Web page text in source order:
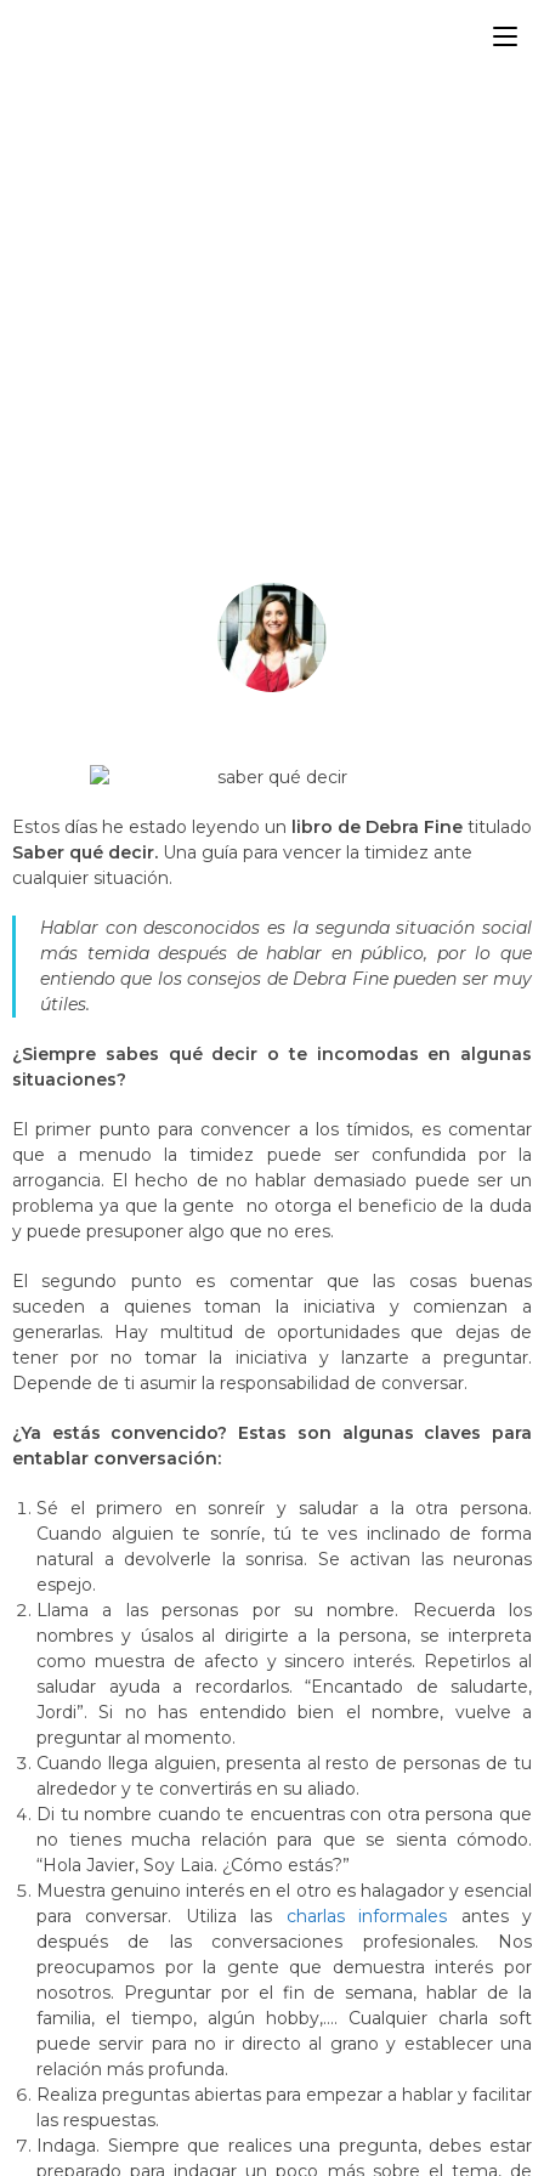
Estos días he estado leyendo un libro de Debra Fine titulado
Saber qué decir. Una guía para vencer la timidez ante
cualquier situación.
Hablar con desconocidos es la segunda situación social
más temida después de hablar en público, por lo que
entiendo que los consejos de Debra Fine pueden ser muy
útiles.
¿Siempre sabes qué decir o te incomodas en algunas
situaciones?
El primer punto para convencer a los tímidos, es comentar
que a menudo la timidez puede ser confundida por la
arrogancia. El hecho de no hablar demasiado puede ser un
problema ya que la gente no otorga el beneficio de la duda
y puede presuponer algo que no eres.
El segundo punto es comentar que las cosas buenas
suceden a quienes toman la iniciativa y comienzan a
generarlas. Hay multitud de oportunidades que dejas de
tener por no tomar la iniciativa y lanzarte a preguntar.
Depende de ti asumir la responsabilidad de conversar.
¿Ya estás convencido? Estas son algunas claves para
entablar conversación:
Sé el primero en sonreír y saludar a la otra persona.
Cuando alguien te sonríe, tú te ves inclinado de forma
natural a devolverle la sonrisa. Se activan las neuronas
espejo.
Llama a las personas por su nombre. Recuerda los
nombres y úsalos al dirigirte a la persona, se interpreta
como muestra de afecto y sincero interés. Repetirlos al
saludar ayuda a recordarlos. “Encantado de saludarte,
Jordi”. Si no has entendido bien el nombre, vuelve a
preguntar al momento.
Cuando llega alguien, presenta al resto de personas de tu
alrededor y te convertirás en su aliado.
Di tu nombre cuando te encuentras con otra persona que
no tienes mucha relación para que se sienta cómodo.
“Hola Javier, Soy Laia. ¿Cómo estás?”
Muestra genuino interés en el otro es halagador y esencial
para conversar. Utiliza las charlas informales antes y
después de las conversaciones profesionales. Nos
preocupamos por la gente que demuestra interés por
nosotros. Preguntar por el fin de semana, hablar de la
familia, el tiempo, algún hobby,…. Cualquier charla soft
puede servir para no ir directo al grano y establecer una
relación más profunda.
Realiza preguntas abiertas para empezar a hablar y facilitar
las respuestas.
Indaga. Siempre que realices una pregunta, debes estar
preparado para indagar un poco más sobre el tema, de